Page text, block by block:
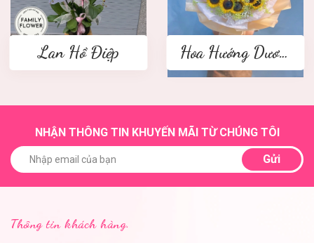
Lan Hồ Điệp Hoa Hướng Dương
NHẬN THÔNG TIN KHUYẾN MÃI TỪ CHÚNG TÔI
Gửi
Thông tin khách hàng.